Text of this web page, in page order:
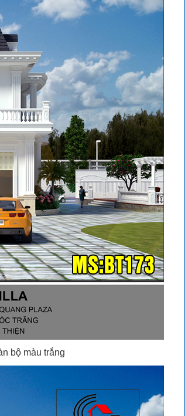
bộ màu trắng